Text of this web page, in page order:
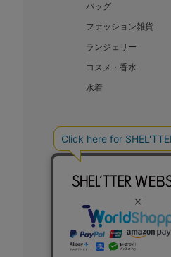
バッグ
ファッション雑貨
ランジェリー
コスメ・香水
水着
BAROQUE JAPAN
COPYRIGHT ©